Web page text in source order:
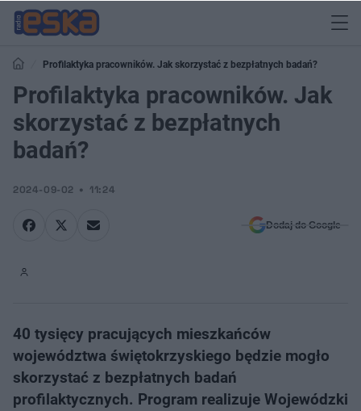
Profilaktyka pracowników. Jak skorzystać z bezpłatnych badań?
Profilaktyka pracowników. Jak
skorzystać z bezpłatnych
badań?
2024-09-02 11:24
Dodaj do Google
40 tysięcy pracujących mieszkańców
województwa świętokrzyskiego będzie mogło
skorzystać z bezpłatnych badań
profilaktycznych. Program realizuje Wojewódzki